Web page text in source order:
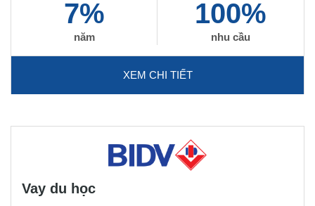
7%
năm
100%
nhu cầu
XEM CHI TIẾT
Vay du học